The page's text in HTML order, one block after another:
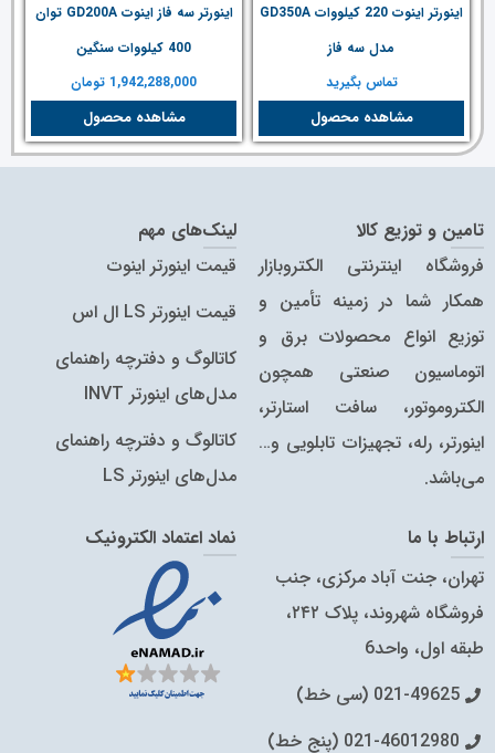
اینورتر اینوت 220 کیلووات GD350A
مدل سه فاز
تماس بگیرید
مشاهده محصول
اینورتر سه فاز اینوت GD200A توان
400 کیلووات سنگین
1,942,288,000 تومان
مشاهده محصول
تامین و توزیع کالا
فروشگاه اینترنتی الکتروبازار
همکار شما در زمینه تأمین و
توزیع انواع محصولات برق و
اتوماسیون صنعتی همچون
الکتروموتور، سافت استارتر،
اینورتر، رله، تجهیزات تابلویی و…
می‌باشد.
لینک‌های مهم
قیمت اینورتر اینوت
قیمت اینورتر LS ال اس
کاتالوگ و دفترچه راهنمای
مدل‌های اینورتر INVT
کاتالوگ‌ و دفترچه راهنمای
مدل‌های اینورتر LS
ارتباط با ما
تهران، جنت آباد مرکزی، جنب
فروشگاه شهروند، پلاک ۲۴۲،
طبقه اول، واحد6
021-49625 (سی خط)
021-46012980 (پنج خط)
نماد اعتماد الکترونیک